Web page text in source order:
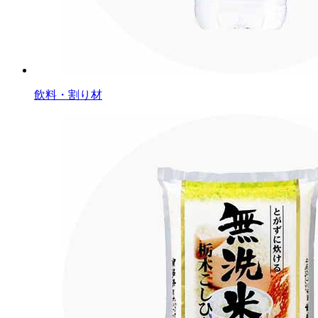
飲料・割り材